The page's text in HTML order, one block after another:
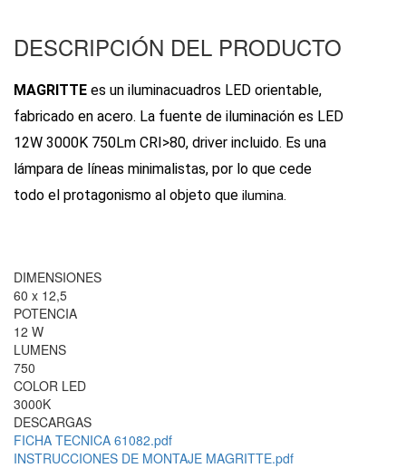
DESCRIPCIÓN DEL PRODUCTO
MAGRITTE es un iluminacuadros LED orientable,
fabricado en acero. La fuente de iluminación es LED
12W 3000K 750Lm CRI>80, driver incluido. Es una
lámpara de líneas minimalistas, por lo que cede
todo el protagonismo al objeto que ilumina.
DIMENSIONES
60 x 12,5
POTENCIA
12 W
LUMENS
750
COLOR LED
3000K
DESCARGAS
FICHA TECNICA 61082.pdf
INSTRUCCIONES DE MONTAJE MAGRITTE.pdf